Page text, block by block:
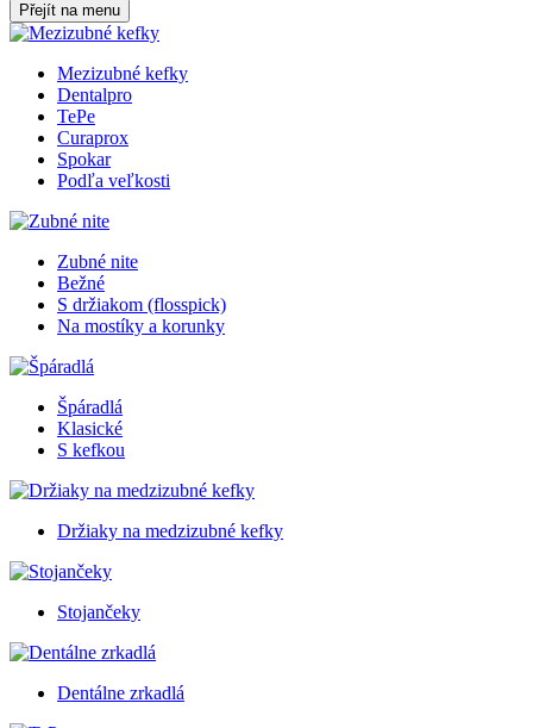
Přejít na menu
Mezizubné kefky
Dentalpro
TePe
Curaprox
Spokar
Podľa veľkosti
Zubné nite
Bežné
S držiakom (flosspick)
Na mostíky a korunky
Špáradlá
Klasické
S kefkou
Držiaky na medzizubné kefky
Stojančeky
Dentálne zrkadlá